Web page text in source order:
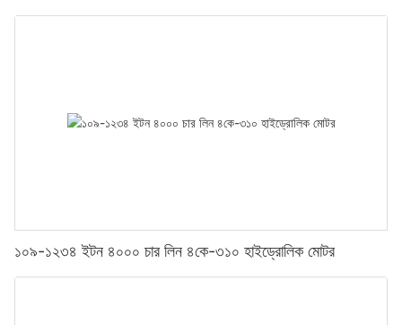
১০৯-১২৩৪ ইটন ৪০০০ চার লিন ৪কে-৩১০ হাইড্রোলিক মোটর